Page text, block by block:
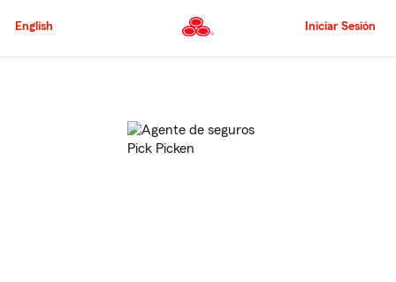
al
principal
English Iniciar Sesión